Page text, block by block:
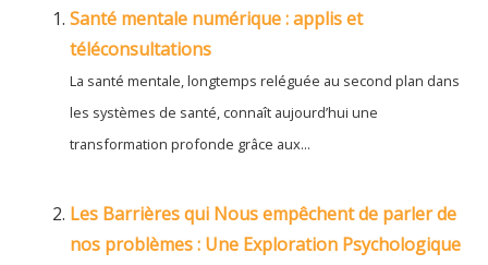
Santé mentale numérique : applis et
téléconsultations
La santé mentale, longtemps reléguée au second plan dans
les systèmes de santé, connaît aujourd’hui une
transformation profonde grâce aux...
Les Barrières qui Nous empêchent de parler de
nos problèmes : Une Exploration Psychologique